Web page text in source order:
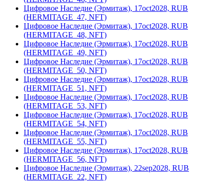
Цифровое Наследие (Эрмитаж), 17oct2028, RUB
(HERMITAGE_47, NFT)
Цифровое Наследие (Эрмитаж), 17oct2028, RUB
(HERMITAGE_48, NFT)
Цифровое Наследие (Эрмитаж), 17oct2028, RUB
(HERMITAGE_49, NFT)
Цифровое Наследие (Эрмитаж), 17oct2028, RUB
(HERMITAGE_50, NFT)
Цифровое Наследие (Эрмитаж), 17oct2028, RUB
(HERMITAGE_51, NFT)
Цифровое Наследие (Эрмитаж), 17oct2028, RUB
(HERMITAGE_53, NFT)
Цифровое Наследие (Эрмитаж), 17oct2028, RUB
(HERMITAGE_54, NFT)
Цифровое Наследие (Эрмитаж), 17oct2028, RUB
(HERMITAGE_55, NFT)
Цифровое Наследие (Эрмитаж), 17oct2028, RUB
(HERMITAGE_56, NFT)
Цифровое Наследие (Эрмитаж), 22sep2028, RUB
(HERMITAGE_22, NFT)